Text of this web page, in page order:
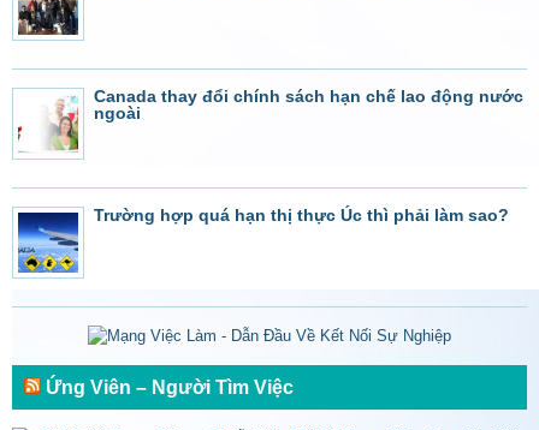
Canada thay đổi chính sách hạn chế lao động nước
ngoài
Trường hợp quá hạn thị thực Úc thì phải làm sao?
Ứng Viên – Người Tìm Việc